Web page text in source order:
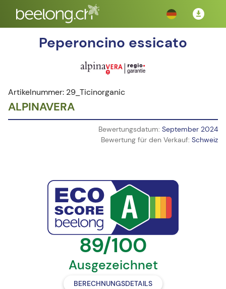
Peperoncino essicato
Artikelnummer: 29_Ticinorganic
ALPINAVERA
Bewertungsdatum: September 2024
Bewertung für den Verkauf: Schweiz
89/100
Ausgezeichnet
BERECHNUNGSDETAILS